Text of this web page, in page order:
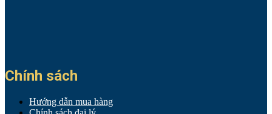
Chính sách
Hướng dẫn mua hàng